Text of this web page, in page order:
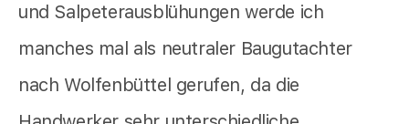
und Salpeterausblühungen werde ich
manches mal als neutraler Baugutachter
nach Wolfenbüttel gerufen, da die